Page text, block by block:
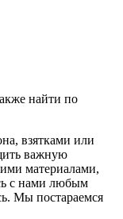
найти по
взятками или
важную
материалами,
с нами любым
Мы постараемся